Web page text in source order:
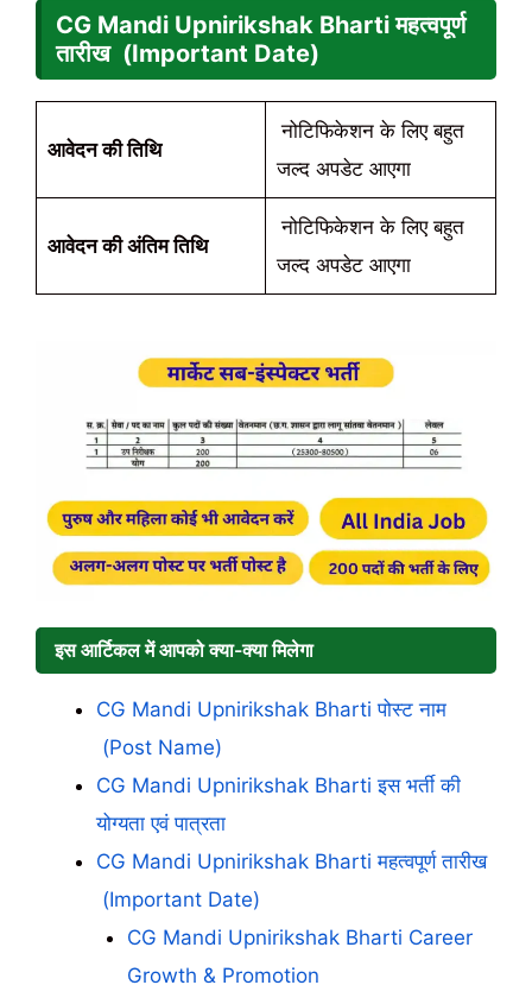
CG Mandi Upnirikshak Bharti महत्वपूर्ण
तारीख (Important Date)
आवेदन की तिथि
नोटिफिकेशन के लिए बहुत
जल्द अपडेट आएगा
आवेदन की अंतिम तिथि
नोटिफिकेशन के लिए बहुत
जल्द अपडेट आएगा
इस आर्टिकल में आपको क्या-क्या मिलेगा
CG Mandi Upnirikshak Bharti पोस्ट नाम
(Post Name)
CG Mandi Upnirikshak Bharti इस भर्ती की
योग्यता एवं पात्रता
CG Mandi Upnirikshak Bharti महत्वपूर्ण तारीख
(Important Date)
CG Mandi Upnirikshak Bharti Career
Growth & Promotion